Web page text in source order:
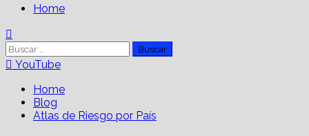
PrimaryHome
Buscar:
YouTube
Home
Blog
Atlas de Riesgo por País